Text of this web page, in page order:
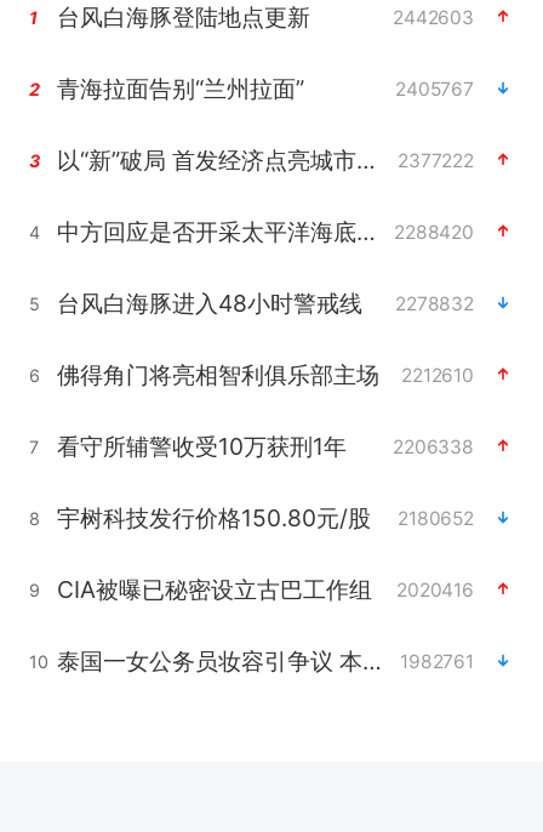
1 台风白海豚登陆地点更新 2442603
2 青海拉面告别“兰州拉面” 2405767
3 以“新”破局 首发经济点亮城市消费活力 2377222
4 中方回应是否开采太平洋海底稀土资源 2288420
5 台风白海豚进入48小时警戒线 2278832
6 佛得角门将亮相智利俱乐部主场 2212610
7 看守所辅警收受10万获刑1年 2206338
8 宇树科技发行价格150.80元/股 2180652
9 CIA被曝已秘密设立古巴工作组 2020416
10 泰国一女公务员妆容引争议 本人回应 1982761